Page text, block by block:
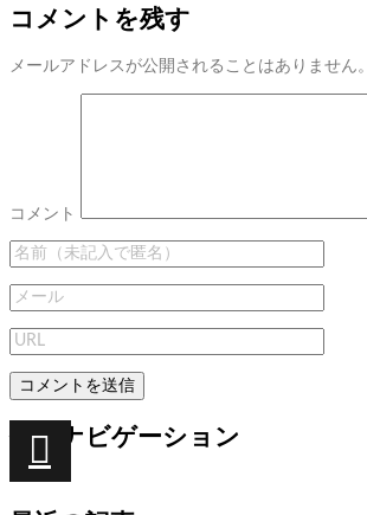
コメントを残す
メールアドレスが公開されることはありません。
コメント
投稿ナビゲーション